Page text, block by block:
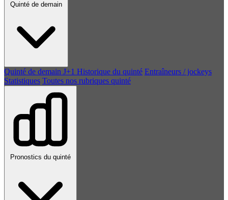
Quinté de demain
Quinté de demain J+1 Historique du quinté Entraîneurs / jockeys
Statistiques Toutes nos rubriques quinté
Pronostics du quinté